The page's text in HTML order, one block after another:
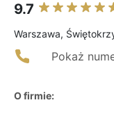
9.7
Warszawa,
Pokaż
O firmie: